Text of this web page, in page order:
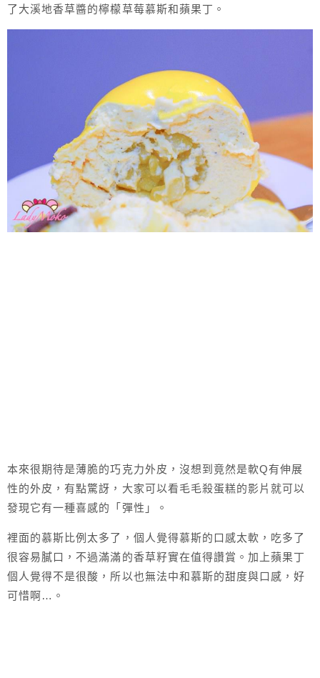
了大溪地香草醬的檸檬草莓慕斯和蘋果丁。
本來很期待是薄脆的巧克力外皮，沒想到竟然是軟Q有伸展
性的外皮，有點驚訝，大家可以看毛毛殺蛋糕的影片就可以
發現它有一種喜感的「彈性」。
裡面的慕斯比例太多了，個人覺得慕斯的口感太軟，吃多了
很容易膩口，不過滿滿的香草籽實在值得讚賞。加上蘋果丁
個人覺得不是很酸，所以也無法中和慕斯的甜度與口感，好
可惜啊…。